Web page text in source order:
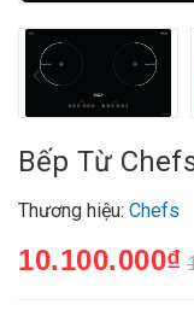
Bếp Từ
Thương hiệu: Chefs
10.100.000₫